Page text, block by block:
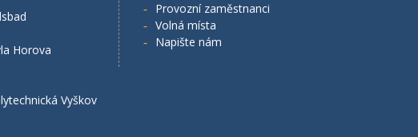
Horova
Vyškov
Provozní zaměstnanci
Volná místa
Napište nám